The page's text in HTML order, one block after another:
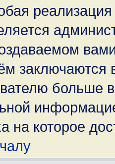
заключаются
больше
на которое